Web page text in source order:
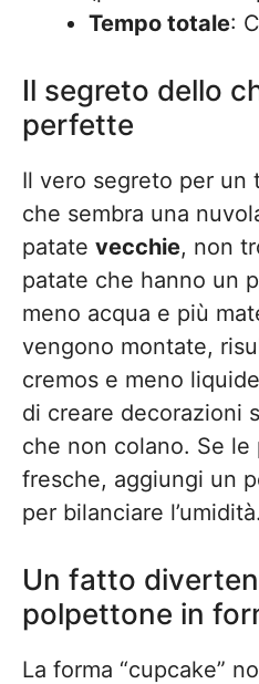
Tempo totale:
Il segreto dello
perfette
Il vero segreto per un
che sembra una
patate vecchie, non
patate che hanno un
meno acqua e più
vengono montate,
cremos e meno
di creare decorazioni
che non colano. Se
fresche, aggiungi un
per bilanciare l’umidità.
Un fatto
polpettone in
La forma “cupcake”